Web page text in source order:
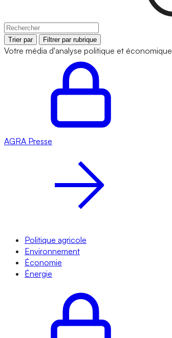
Trier par Filtrer par rubrique
Votre média d'analyse politique et économique
AGRA Presse
Politique agricole
Environnement
Économie
Énergie